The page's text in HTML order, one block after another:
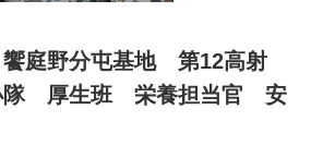
庭野分屯基地 第12高射
隊 厚生班 栄養担当官 安